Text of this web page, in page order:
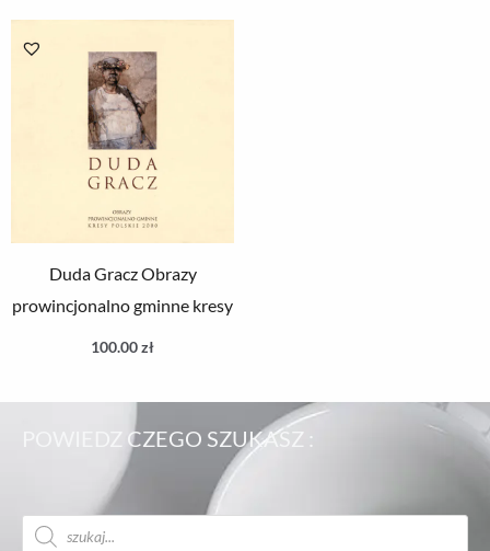
Duda Gracz Obrazy
prowincjonalno gminne kresy
100.00zł
POWIEDZ CZEGO SZUKASZ :
Wyszukiwarka
produktów